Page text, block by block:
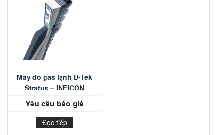
Máy dò gas lạnh D-Tek
Stratus – INFICON
Yêu cầu báo giá
Đọc tiếp